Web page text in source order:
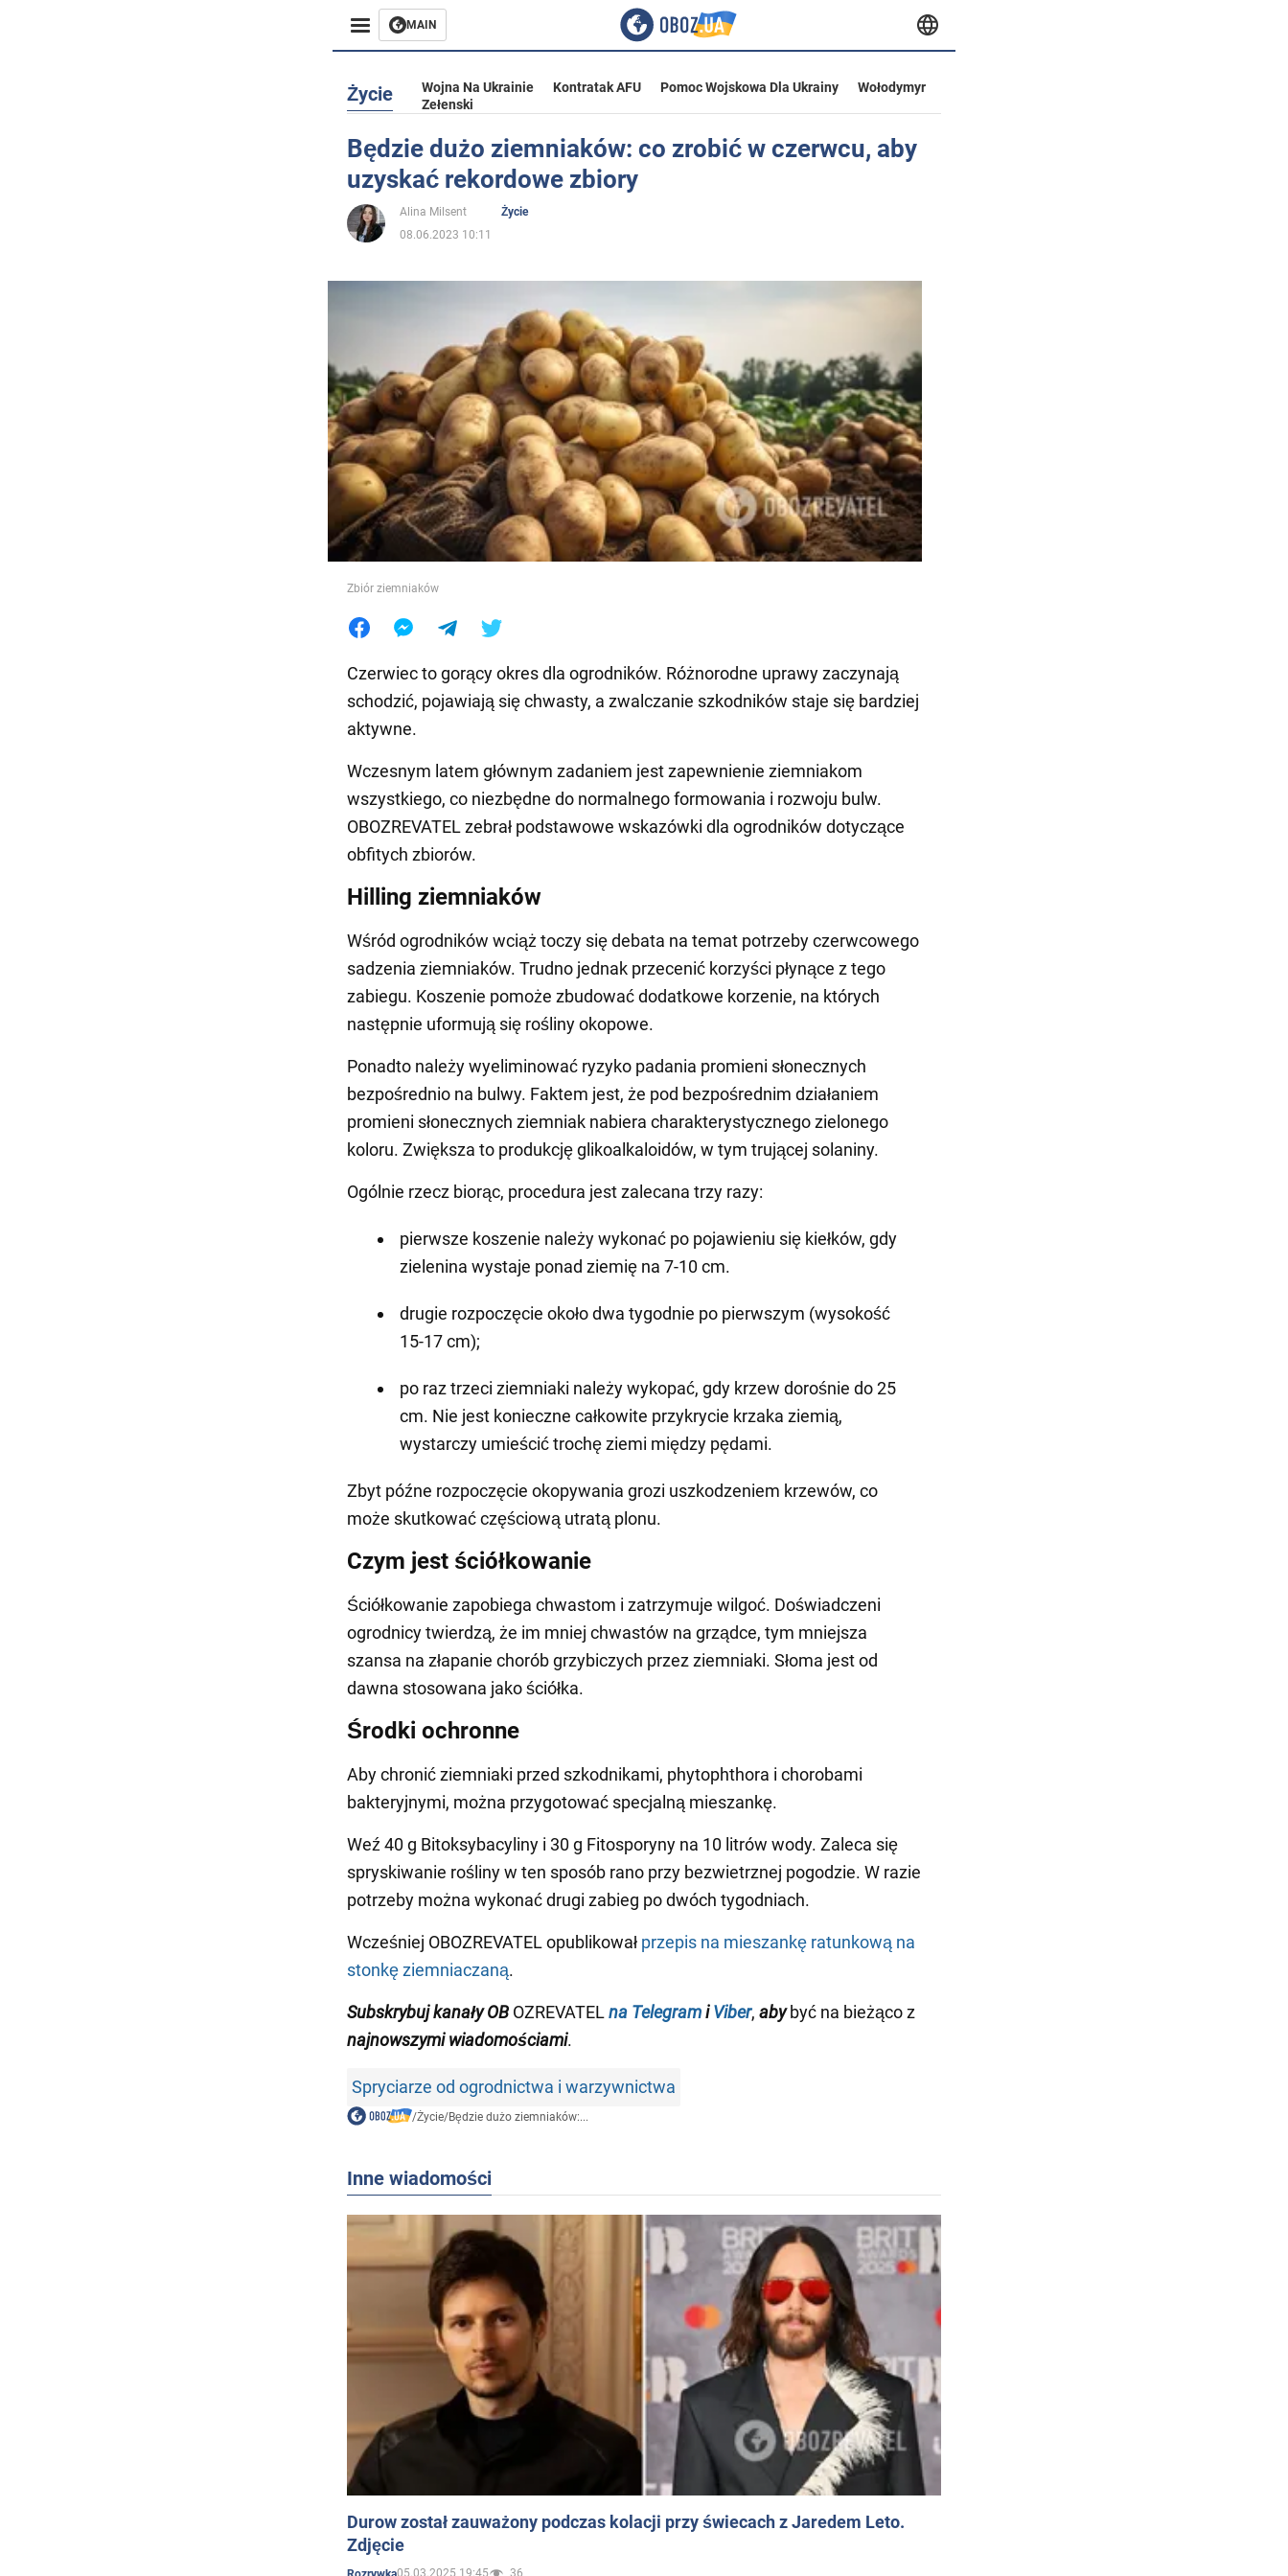
MAIN
Rozrywka
Życie
Wojna na Ukrainie
Świat
Jedzenie
Życie Wojna Na Ukrainie Kontratak AFU Pomoc Wojskowa Dla Ukrainy
Wołodymyr
Zełenski
Będzie dużo ziemniaków: co zrobić w czerwcu, aby
uzyskać rekordowe zbiory
Alina Milsent
Życie
08.06.2023 10:11
Zbiór ziemniaków
Czerwiec to gorący okres dla ogrodników. Różnorodne uprawy zaczynają
schodzić, pojawiają się chwasty, a zwalczanie szkodników staje się bardziej
aktywne.
Wczesnym latem głównym zadaniem jest zapewnienie ziemniakom
wszystkiego, co niezbędne do normalnego formowania i rozwoju bulw.
OBOZREVATEL zebrał podstawowe wskazówki dla ogrodników dotyczące
obfitych zbiorów.
Hilling ziemniaków
Wśród ogrodników wciąż toczy się debata na temat potrzeby czerwcowego
sadzenia ziemniaków. Trudno jednak przecenić korzyści płynące z tego
zabiegu. Koszenie pomoże zbudować dodatkowe korzenie, na których
następnie uformują się rośliny okopowe.
Ponadto należy wyeliminować ryzyko padania promieni słonecznych
bezpośrednio na bulwy. Faktem jest, że pod bezpośrednim działaniem
promieni słonecznych ziemniak nabiera charakterystycznego zielonego
koloru. Zwiększa to produkcję glikoalkaloidów, w tym trującej solaniny.
Ogólnie rzecz biorąc, procedura jest zalecana trzy razy:
pierwsze koszenie należy wykonać po pojawieniu się kiełków, gdy
zielenina wystaje ponad ziemię na 7-10 cm.
drugie rozpoczęcie około dwa tygodnie po pierwszym (wysokość
15-17 cm);
po raz trzeci ziemniaki należy wykopać, gdy krzew dorośnie do 25
cm. Nie jest konieczne całkowite przykrycie krzaka ziemią,
wystarczy umieścić trochę ziemi między pędami.
Zbyt późne rozpoczęcie okopywania grozi uszkodzeniem krzewów, co
może skutkować częściową utratą plonu.
Czym jest ściółkowanie
Ściółkowanie zapobiega chwastom i zatrzymuje wilgoć. Doświadczeni
ogrodnicy twierdzą, że im mniej chwastów na grządce, tym mniejsza
szansa na złapanie chorób grzybiczych przez ziemniaki. Słoma jest od
dawna stosowana jako ściółka.
Środki ochronne
Aby chronić ziemniaki przed szkodnikami, phytophthora i chorobami
bakteryjnymi, można przygotować specjalną mieszankę.
Weź 40 g Bitoksybacyliny i 30 g Fitosporyny na 10 litrów wody. Zaleca się
spryskiwanie rośliny w ten sposób rano przy bezwietrznej pogodzie. W razie
potrzeby można wykonać drugi zabieg po dwóch tygodniach.
Wcześniej OBOZREVATEL opublikował przepis na mieszankę ratunkową na
stonkę ziemniaczaną.
Subskrybuj kanały OB OZREVATEL na Telegrami Viber, abybyć na bieżąco z
najnowszymi wiadomościami.
Spryciarze od ogrodnictwa i warzywnictwa
/Życie/Będzie dużo ziemniaków:...
Inne wiadomości
Durow został zauważony podczas kolacji przy świecach z Jaredem Leto.
Zdjęcie